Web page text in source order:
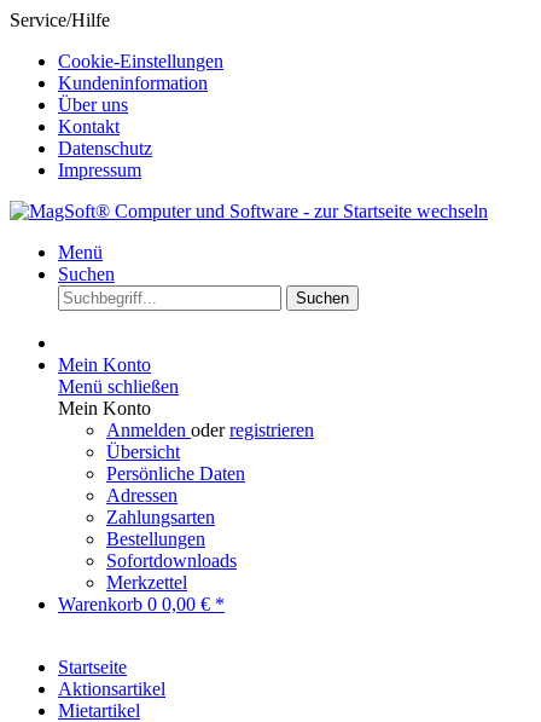
Service/Hilfe
Cookie-Einstellungen
Kundeninformation
Über uns
Kontakt
Datenschutz
Impressum
Menü
Suchen
Suchen
Mein Konto
Menü schließen
Mein Konto
Anmelden oderregistrieren
Übersicht
Persönliche Daten
Adressen
Zahlungsarten
Bestellungen
Sofortdownloads
Merkzettel
Warenkorb 0 0,00 € *
Startseite
Aktionsartikel
Mietartikel